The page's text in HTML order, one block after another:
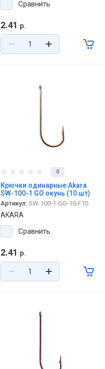
Сравнить
2.41 р.
0
Крючки одинарные Akara
SW-100-1 GO окунь (10 шт)
Артикул: SW-100-1-GO-10-F10
AKARA
Сравнить
2.41 р.